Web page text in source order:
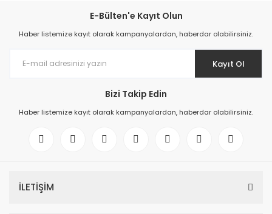
E-Bülten'e Kayıt Olun
Haber listemize kayıt olarak kampanyalardan, haberdar olabilirsiniz.
Kayıt Ol
Bizi Takip Edin
Haber listemize kayıt olarak kampanyalardan, haberdar olabilirsiniz.
İLETİŞİM